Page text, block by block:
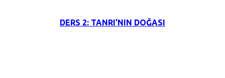
DERS 2: TANRI’NIN DOĞASI